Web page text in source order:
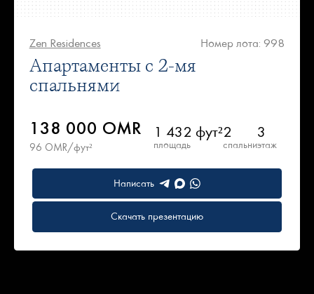
Zen Residences Номер лота: 998
Апартаменты с 2-мя
спальнями
138 000 OMR
96 OMR/фут²
1 432 фут²
площадь
2
спальни
3
этаж
Написать
Скачать презентацию